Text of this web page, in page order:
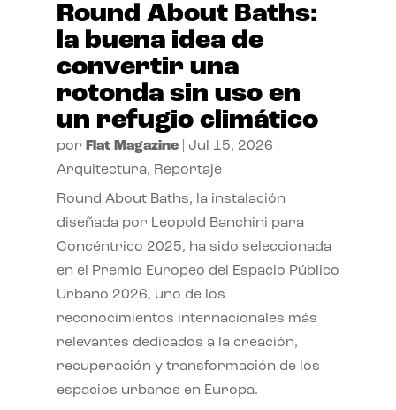
Round About Baths:
la buena idea de
convertir una
rotonda sin uso en
un refugio climático
por Flat Magazine| Jul 15, 2026
Arquitectura, Reportaje
Round About Baths, la instalación
diseñada por Leopold Banchini para
Concéntrico 2025, ha sido seleccionada
en el Premio Europeo del Espacio Público
Urbano 2026, uno de los
reconocimientos internacionales más
relevantes dedicados a la creación,
recuperación y transformación de los
espacios urbanos en Europa.